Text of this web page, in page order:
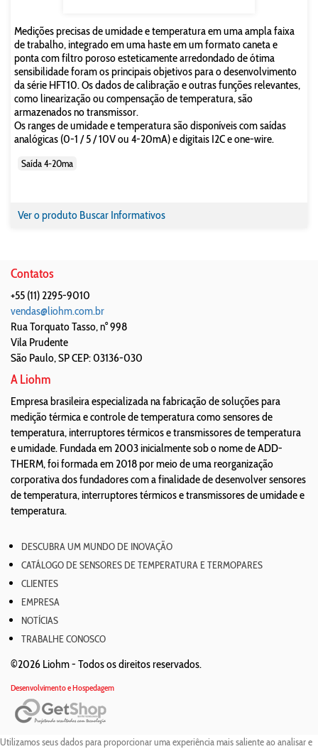
Medições precisas de umidade e temperatura em uma ampla faixa
de trabalho, integrado em uma haste em um formato caneta e
ponta com filtro poroso esteticamente arredondado de ótima
sensibilidade foram os principais objetivos para o desenvolvimento
da série HFT10. Os dados de calibração e outras funções relevantes,
como linearização ou compensação de temperatura, são
armazenados no transmissor.
Os ranges de umidade e temperatura são disponíveis com saídas
analógicas (0-1 / 5 / 10V ou 4-20mA) e digitais I2C e one-wire.
Saída 4-20ma
Ver o produto Buscar Informativos
Contatos
+55 (11) 2295-9010
vendas@liohm.com.br
Rua Torquato Tasso, n° 998
Vila Prudente
São Paulo,SPCEP: 03136-030
A Liohm
Empresa brasileira especializada na fabricação de soluções para
medição térmica e controle de temperatura como sensores de
temperatura, interruptores térmicos e transmissores de temperatura
e umidade. Fundada em 2003 inicialmente sob o nome de ADD-
THERM, foi formada em 2018 por meio de uma reorganização
corporativa dos fundadores com a finalidade de desenvolver sensores
de temperatura, interruptores térmicos e transmissores de umidade e
temperatura.
DESCUBRA UM MUNDO DE INOVAÇÃO
CATÁLOGO DE SENSORES DE TEMPERATURA E TERMOPARES
CLIENTES
EMPRESA
NOTÍCIAS
TRABALHE CONOSCO
©2026 Liohm - Todos os direitos reservados.
Desenvolvimento e Hospedagem
Utilizamos seus dados para proporcionar uma experiência mais saliente ao analisar e